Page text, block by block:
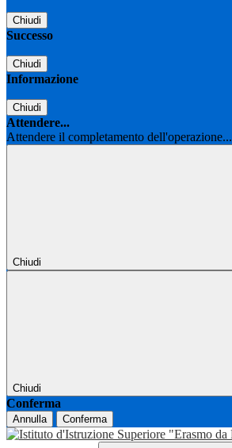
Chiudi
Successo
Chiudi
Informazione
Chiudi
Attendere...
Attendere il completamento dell'operazione...
Chiudi
Chiudi
Conferma
Annulla Conferma